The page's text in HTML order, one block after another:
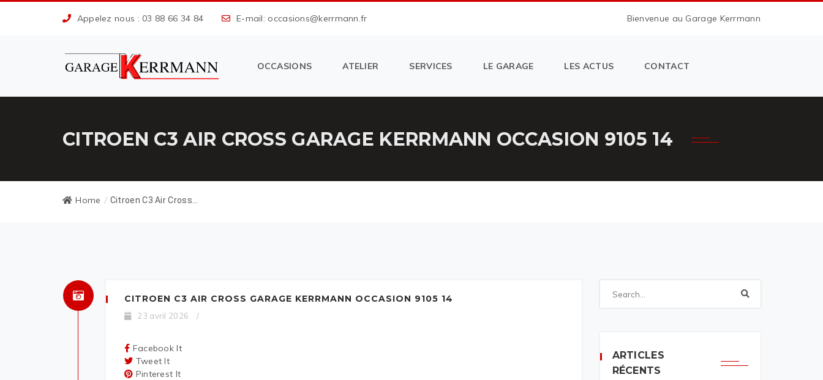
Appelez nous : 03 88 66 34 84 E-mail: occasions@kerrmann.fr Bienvenue au Garage Kerrmann
OCCASIONS ATELIER SERVICES LE GARAGE LES ACTUS CONTACT
CITROEN C3 AIR CROSS GARAGE KERRMANN OCCASION 9105 14
Home / Citroen C3 Air Cross...
CITROEN C3 AIR CROSS GARAGE KERRMANN OCCASION 9105 14
23 avril 2026 /
Facebook It
Tweet It
Pinterest It
ARTICLES
RÉCENTS